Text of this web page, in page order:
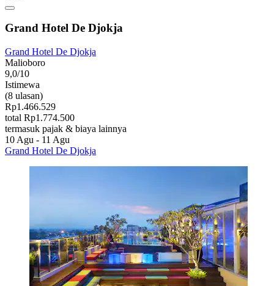
Grand Hotel De Djokja
Grand Hotel De Djokja
Malioboro
9,0/10
Istimewa
(8 ulasan)
Rp1.466.529
total Rp1.774.500
termasuk pajak & biaya lainnya
10 Agu - 11 Agu
Grand Hotel De Djokja